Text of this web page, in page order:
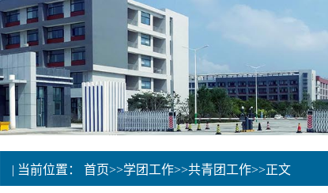
| 当前位置： 首页>>学团工作>>共青团工作>>正文